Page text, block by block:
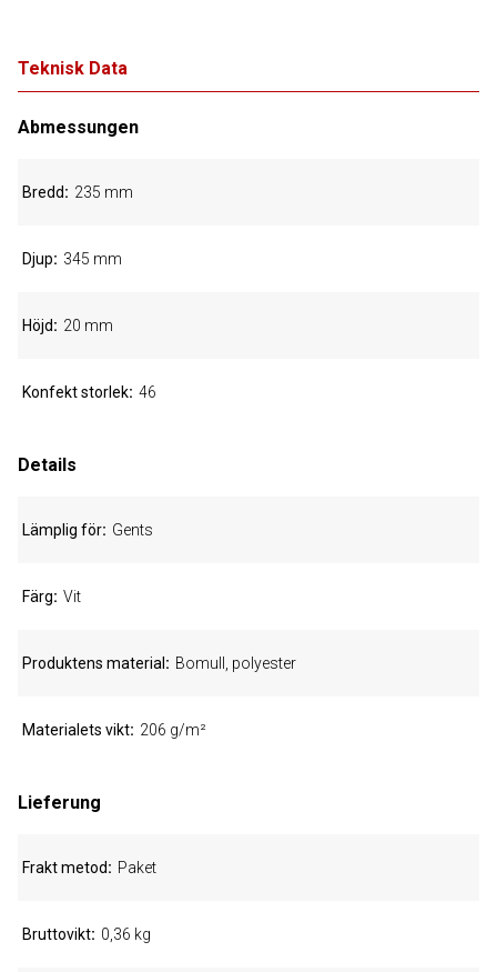
Teknisk Data
Abmessungen
Bredd 235 mm
Djup 345 mm
Höjd 20 mm
Konfekt storlek 46
Details
Lämplig för Gents
Färg Vit
Produktens material Bomull, polyester
Materialets vikt 206 g/m²
Lieferung
Frakt metod Paket
Bruttovikt 0,36 kg